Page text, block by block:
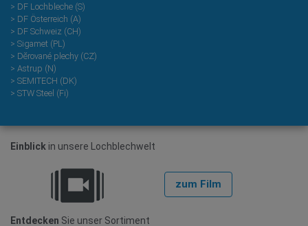
> DF Lochbleche (S)
> DF Österreich (A)
> DF Schweiz (CH)
> Sigamet (PL)
> Dĕrované plechy (CZ)
> Astrup (N)
> SEMITECH (DK)
> STW Steel (Fi)
Einblick in unsere Lochblechwelt
zum Film
Entdecken Sie unser Sortiment